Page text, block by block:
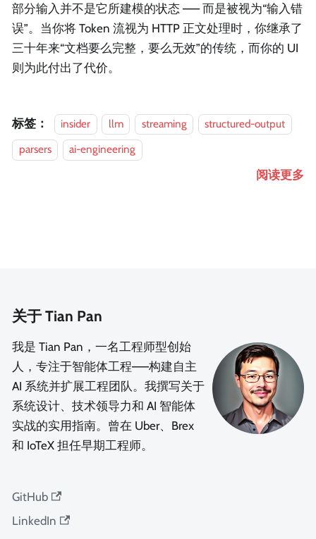
部分输入并不是它所建模的状态 —— 而是被视为“输入错
误”。当你将 Token 流视为 HTTP 正文处理时，你继承了
三十年来“文档要么完整，要么无效”的传统，而你的 UI
则为此付出了代价。
标签： insider llm streaming
structured-output
parsers
ai-engineering
阅读更多
关于 Tian Pan
我是 Tian Pan，一名工程师型创始
人，专注于智能体工程——构建自主
AI 系统并扩展工程团队。我撰写关于
系统设计、技术领导力和 AI 智能体
实战的实用指南。曾在 Uber、Brex
和 IoTeX 担任早期工程师。
GitHub
LinkedIn